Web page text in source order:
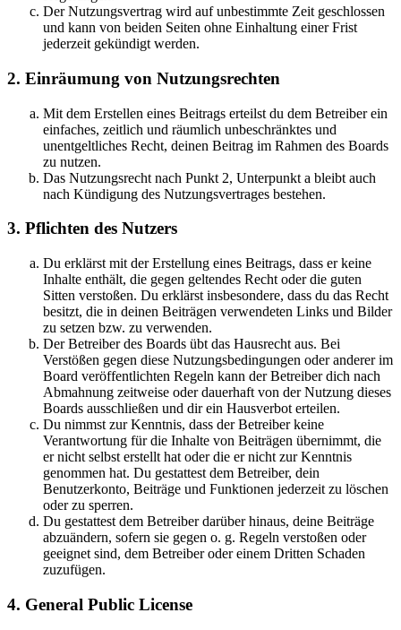
Der Nutzungsvertrag wird auf unbestimmte Zeit geschlossen
und kann von beiden Seiten ohne Einhaltung einer Frist
jederzeit gekündigt werden.
2. Einräumung von Nutzungsrechten
Mit dem Erstellen eines Beitrags erteilst du dem Betreiber ein
einfaches, zeitlich und räumlich unbeschränktes und
unentgeltliches Recht, deinen Beitrag im Rahmen des Boards
zu nutzen.
Das Nutzungsrecht nach Punkt 2, Unterpunkt a bleibt auch
nach Kündigung des Nutzungsvertrages bestehen.
3. Pflichten des Nutzers
Du erklärst mit der Erstellung eines Beitrags, dass er keine
Inhalte enthält, die gegen geltendes Recht oder die guten
Sitten verstoßen. Du erklärst insbesondere, dass du das Recht
besitzt, die in deinen Beiträgen verwendeten Links und Bilder
zu setzen bzw. zu verwenden.
Der Betreiber des Boards übt das Hausrecht aus. Bei
Verstößen gegen diese Nutzungsbedingungen oder anderer im
Board veröffentlichten Regeln kann der Betreiber dich nach
Abmahnung zeitweise oder dauerhaft von der Nutzung dieses
Boards ausschließen und dir ein Hausverbot erteilen.
Du nimmst zur Kenntnis, dass der Betreiber keine
Verantwortung für die Inhalte von Beiträgen übernimmt, die
er nicht selbst erstellt hat oder die er nicht zur Kenntnis
genommen hat. Du gestattest dem Betreiber, dein
Benutzerkonto, Beiträge und Funktionen jederzeit zu löschen
oder zu sperren.
Du gestattest dem Betreiber darüber hinaus, deine Beiträge
abzuändern, sofern sie gegen o. g. Regeln verstoßen oder
geeignet sind, dem Betreiber oder einem Dritten Schaden
zuzufügen.
4. General Public License